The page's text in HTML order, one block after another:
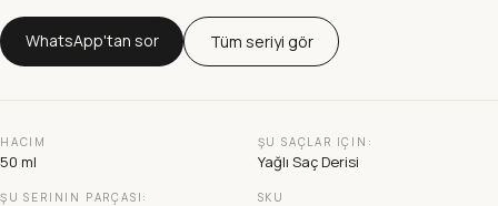
WhatsApp'tan sor Tüm seriyi gör
HACIM
50 ml
ŞU SAÇLAR IÇIN:
Yağlı Saç Derisi
ŞU SERININ PARÇASI: SKU